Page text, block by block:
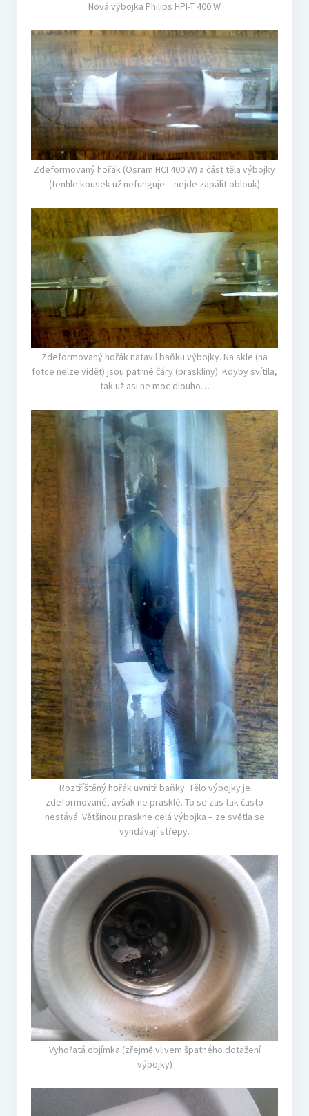
Nová výbojka Philips HPI-T 400 W
Zdeformovaný hořák (Osram HCI 400 W) a část těla výbojky
(tenhle kousek už nefunguje – nejde zapálit oblouk)
Zdeformovaný hořák natavil baňku výbojky. Na skle (na
fotce nelze vidět) jsou patrné čáry (praskliny). Kdyby svítila,
tak už asi ne moc dlouho…
Roztříštěný hořák uvnitř baňky. Tělo výbojky je
zdeformované, avšak ne prasklé. To se zas tak často
nestává. Většinou praskne celá výbojka – ze světla se
vyndávají střepy.
Vyhořatá objímka (zřejmě vlivem špatného dotažení
výbojky)